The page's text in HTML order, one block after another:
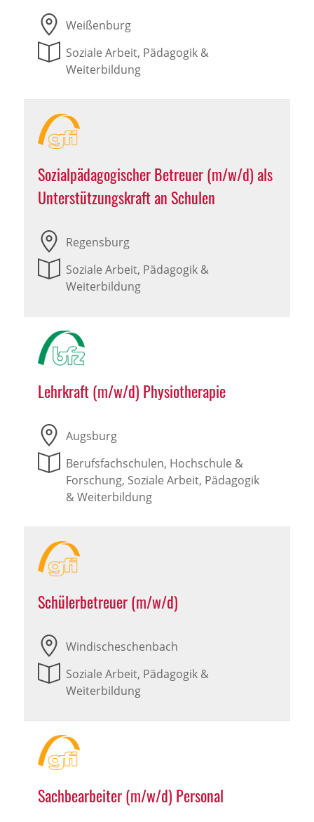
Weißenburg
Soziale Arbeit, Pädagogik &
Weiterbildung
Sozialpädagogischer Betreuer (m/w/d) als
Unterstützungskraft an Schulen
Regensburg
Soziale Arbeit, Pädagogik &
Weiterbildung
Lehrkraft (m/w/d) Physiotherapie
Augsburg
Berufsfachschulen, Hochschule &
Forschung, Soziale Arbeit, Pädagogik
& Weiterbildung
Schülerbetreuer (m/w/d)
Windischeschenbach
Soziale Arbeit, Pädagogik &
Weiterbildung
Sachbearbeiter (m/w/d) Personal